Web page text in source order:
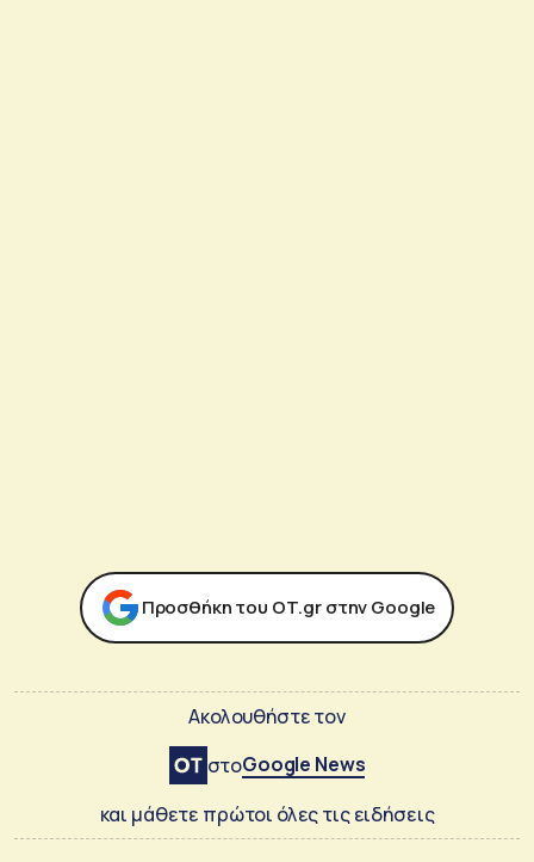
Προσθήκη του ΟΤ.gr στην Google
Ακολουθήστε τον
στοGoogle News
και μάθετε πρώτοι όλες τις ειδήσεις